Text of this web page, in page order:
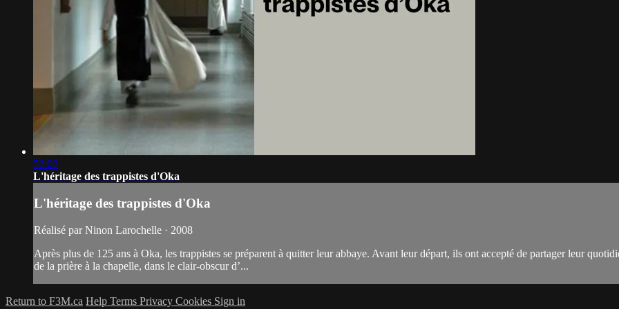
52:02
L'héritage des trappistes d'Oka
L'héritage des trappistes d'Oka
Réalisé par Ninon Larochelle · 2008
Après plus de 125 ans à Oka, les trappistes se préparent à quitter leur abbaye. Avant leur départ, ils ont accepté de partager leur
de la prière à la chapelle, dans le clair-obscur d’...
Return to F3M.ca Help Terms Privacy Cookies Sign in